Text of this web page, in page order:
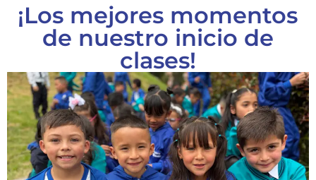
¡Los mejores momentos
de nuestro inicio de
clases!